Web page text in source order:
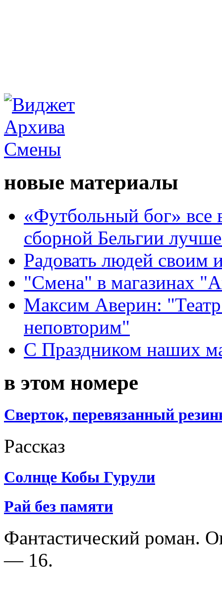
новые материалы
«Футбольный бог» все
сборной Бельгии
Радовать людей своим
"Смена" в магазинах
Максим Аверин:
неповторим"
С Праздником наших
в этом номере
Сверток, перевязанный
Рассказ
Солнце Кобы Гурули
Рай без памяти
Фантастический роман.
— 16.